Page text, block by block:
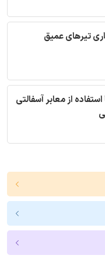
تیرهای عمیق
از معابر آسفالتی